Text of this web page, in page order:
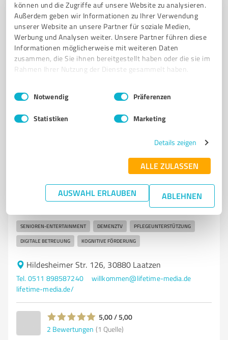
können und die Zugriffe auf unsere Website zu analysieren.
Außerdem geben wir Informationen zu Ihrer Verwendung
unserer Website an unsere Partner für soziale Medien,
Werbung und Analysen weiter. Unsere Partner führen diese
Informationen möglicherweise mit weiteren Daten
zusammen, die Sie ihnen bereitgestellt haben oder die sie im
Rahmen Ihrer Nutzung der Dienste gesammelt haben.
Impressum Datenschutzbestimmungen
Einwilligungsauswahl
Notwendig Präferenzen
Statistiken Marketing
Details zeigen
ALLE ZULASSEN
AUSWAHL ERLAUBEN ABLEHNEN
VERLAG ESSAYS
ROMANE KRITISCHE THEORIE AUTOREN EBOOKS KUNST
PHILOSOPHIE
Röse 21, 31832 Springe
2Bewertungen (1 Quelle)
Lifetime Media GmbH – Innovatives Senioren-
Entertainment für Menschen mit Demenz
SENIOREN-ENTERTAINMENT DEMENZTV PFLEGEUNTERSTÜTZUNG
DIGITALE BETREUUNG KOGNITIVE FÖRDERUNG
Hildesheimer Str. 126, 30880 Laatzen
Tel. 0511 898587240
willkommen@lifetime-media.de
lifetime-media.de/
5,00 / 5,00
2 Bewertungen (1 Quelle)